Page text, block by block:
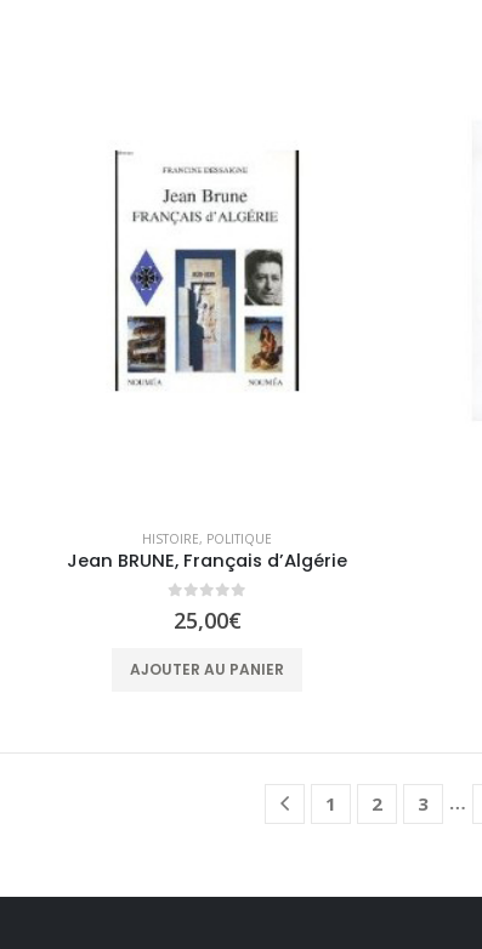
HISTOIRE, POLITIQUE
Jean BRUNE, Français d’Algérie
25,00€
AJOUTER AU PANIER
1 2 3 …